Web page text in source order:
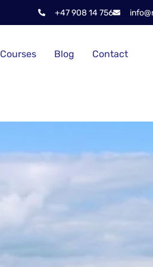
+47 908 14 756
Courses Blog Contact